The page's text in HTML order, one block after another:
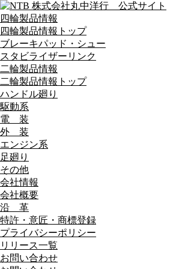
四輪製品情報
四輪製品情報トップ
ブレーキパッド・シュー
スタビライザーリンク
二輪製品情報
二輪製品情報トップ
ハンドル廻り
駆動系
電 装
外 装
エンジン系
足廻り
その他
会社情報
会社概要
沿 革
特許・意匠・商標登録
プライバシーポリシー
リリース一覧
お問い合わせ